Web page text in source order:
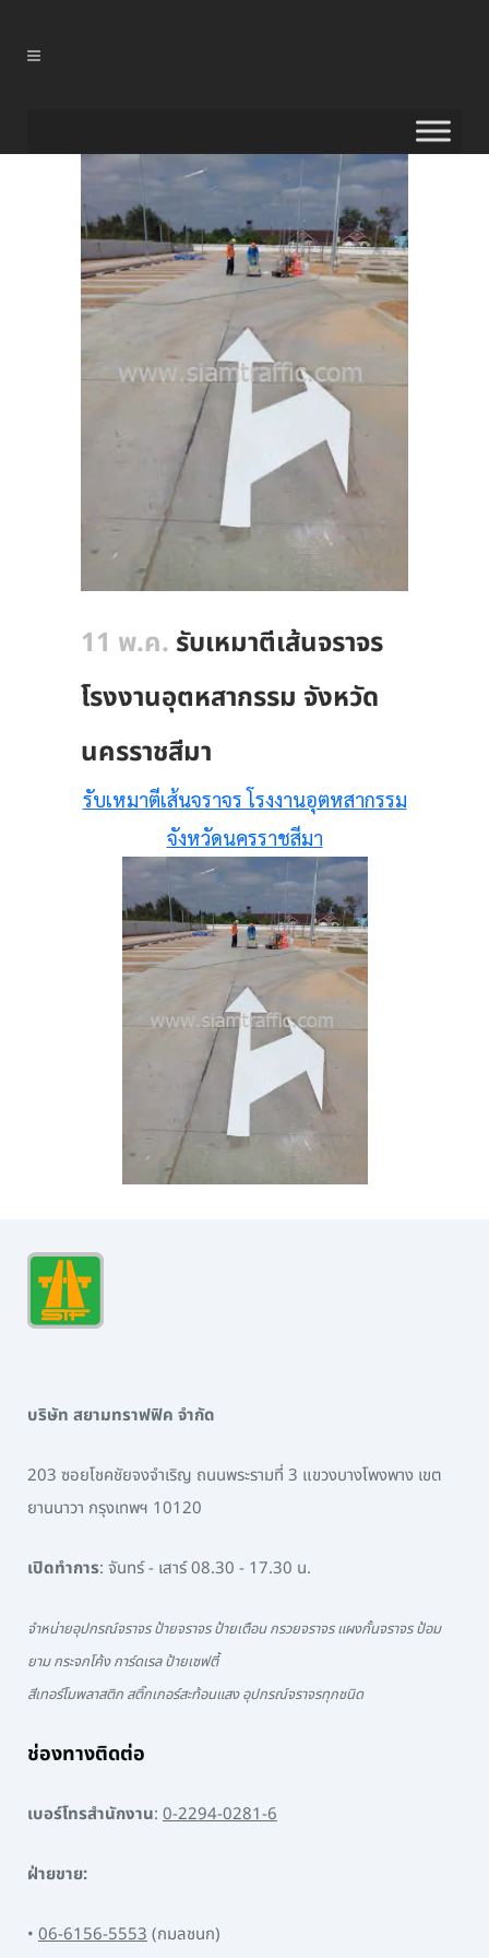
11 พ.ค. รับเหมาตีเส้นจราจร
โรงงานอุตหสากรรม จังหวัด
นครราชสีมา
รับเหมาตีเส้นจราจร โรงงานอุตหสากรรม
จังหวัดนครราชสีมา
บริษัท สยามทราฟฟิค จำกัด
203 ซอยโชคชัยจงจำเริญ ถนนพระรามที่ 3 แขวงบางโพงพาง เขต
ยานนาวา กรุงเทพฯ 10120
เปิดทำการ: จันทร์ - เสาร์ 08.30 - 17.30 น.
จำหน่ายอุปกรณ์จราจร ป้ายจราจร ป้ายเตือน กรวยจราจร แผงกั้นจราจร ป้อม
ยาม กระจกโค้ง การ์ดเรล ป้ายเซฟตี้
สีเทอร์โมพลาสติก สติ๊กเกอร์สะท้อนแสง อุปกรณ์จราจรทุกชนิด
ช่องทางติดต่อ
เบอร์โทรสำนักงาน: 0-2294-0281-6
ฝ่ายขาย:
• 06-6156-5553(กมลชนก)